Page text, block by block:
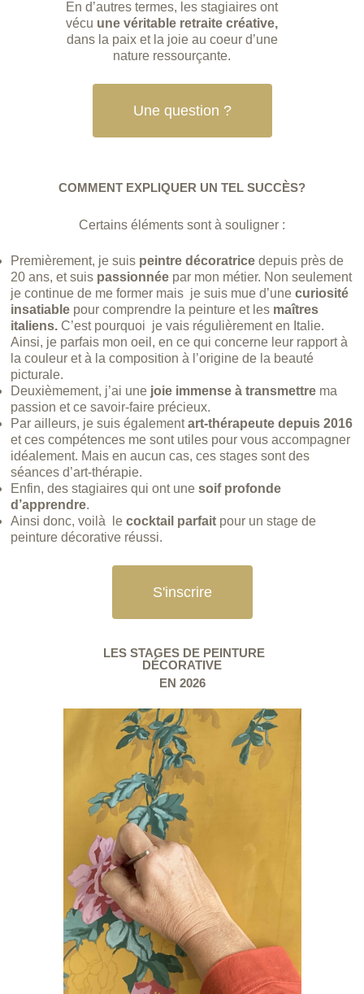
En d’autres termes, les stagiaires ont
vécu une véritable retraite créative,
dans la paix et la joie au coeur d’une
nature ressourçante.
Une question ?
COMMENT EXPLIQUER UN TEL SUCCÈS?
Certains éléments sont à souligner :
Premièrement, je suis peintre décoratrice depuis près de
20 ans, et suis passionnée par mon métier. Non seulement
je continue de me former mais je suis mue d’unecuriosité
insatiable pour comprendre la peinture et les maîtres
italiens.C’est pourquoi je vais régulièrement en Italie.
Ainsi, je parfais mon oeil, en ce qui concerne leur rapport à
la couleur et à la composition à l’origine de la beauté
picturale.
Deuxièmement, j’ai une joie immense à transmettre ma
passion et ce savoir-faire précieux.
Par ailleurs, je suis égalementart-thérapeute depuis 2016
et ces compétences me sont utiles pour vous accompagner
idéalement. Mais en aucun cas, ces stages sont des
séances d’art-thérapie.
Enfin, des stagiaires qui ont unesoif profonde
d’apprendre.
Ainsi donc, voilà lecocktail parfait pour un stage de
peinture décorative réussi.
S'inscrire
LES STAGES DE PEINTURE
DÉCORATIVE
EN 2026